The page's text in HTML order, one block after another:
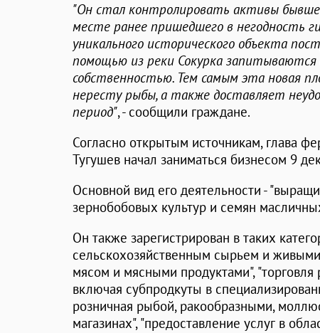
"Он стал контролировать активы
месте ранее пришедшего в негодность
уникального исторического объекта
помощью из реки Сокурка
собственностью. Тем самым эта новая
нересту рыбы, а также доставляет
период", - сообщили граждане.
Согласно открытым источникам, глава
Тугушев начал заниматься бизнесом 9
Основной вид его деятельности -
зернобобовых культур и семян
Он также зарегистрирован в таких
сельскохозяйственным сырьем и
мясом и мясными продуктами",
включая субпродкуты в
розничная рыбой, ракообразными,
магазинах", "предоставление услуг в